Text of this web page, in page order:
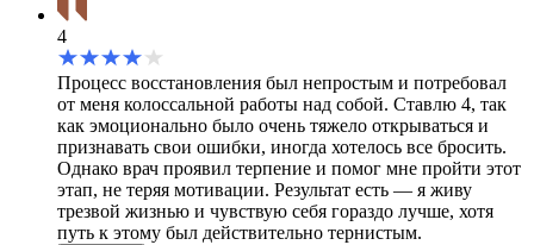
4
Процесс восстановления был непростым и потребовал
от меня колоссальной работы над собой. Ставлю 4, так
как эмоционально было очень тяжело открываться и
признавать свои ошибки, иногда хотелось все бросить.
Однако врач проявил терпение и помог мне пройти этот
этап, не теряя мотивации. Результат есть — я живу
трезвой жизнью и чувствую себя гораздо лучше, хотя
путь к этому был действительно тернистым.